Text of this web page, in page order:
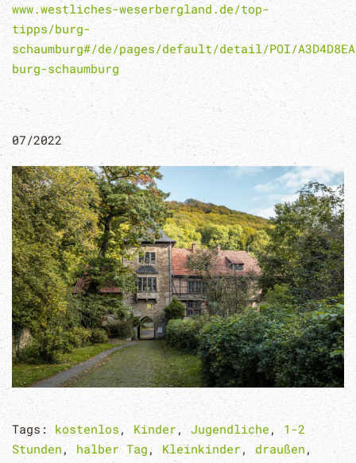
www.westliches-weserbergland.de/top-
tipps/burg-
schaumburg#/de/pages/default/detail/POI/
burg-schaumburg
07/2022
Tags: kostenlos ,Kinder,Jugendliche ,1-2
Stunden, halber Tag , Kleinkinder, draußen ,